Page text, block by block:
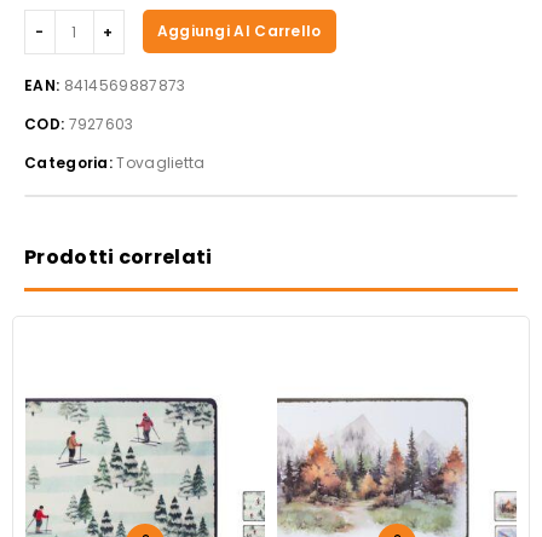
Set
due
tovagliette
sughero
decoro
quantità
Aggiungi Al Carrello
EAN: 8414569887873
COD: 7927603
Categoria:Tovaglietta
Prodotti correlati